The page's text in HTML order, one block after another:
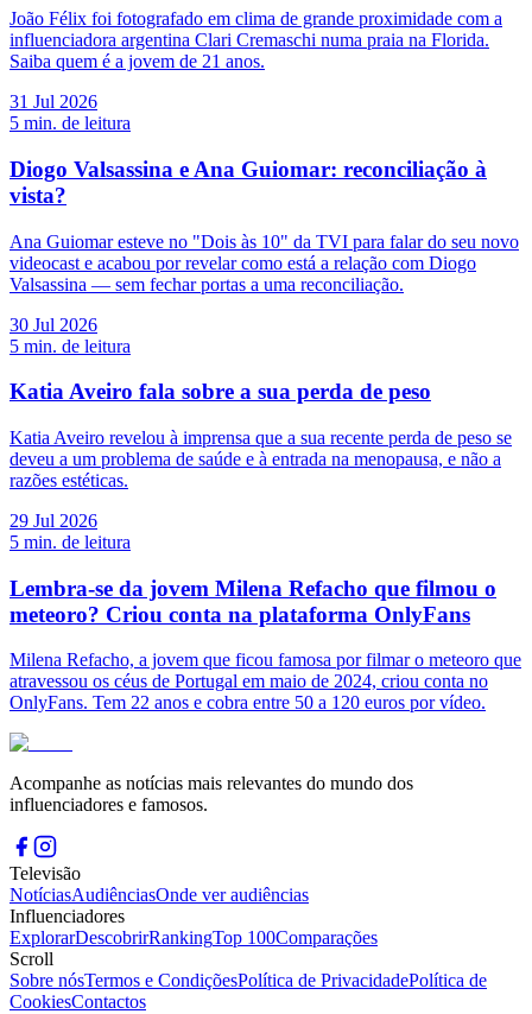
João Félix foi fotografado em clima de grande proximidade com a
influenciadora argentina Clari Cremaschi numa praia na Florida.
Saiba quem é a jovem de 21 anos.
31 Jul 2026
5 min. de leitura
Diogo Valsassina e Ana Guiomar: reconciliação à
vista?
Ana Guiomar esteve no "Dois às 10" da TVI para falar do seu novo
videocast e acabou por revelar como está a relação com Diogo
Valsassina — sem fechar portas a uma reconciliação.
30 Jul 2026
5 min. de leitura
Katia Aveiro fala sobre a sua perda de peso
Katia Aveiro revelou à imprensa que a sua recente perda de peso se
deveu a um problema de saúde e à entrada na menopausa, e não a
razões estéticas.
29 Jul 2026
5 min. de leitura
Lembra-se da jovem Milena Refacho que filmou o
meteoro? Criou conta na plataforma OnlyFans
Milena Refacho, a jovem que ficou famosa por filmar o meteoro que
atravessou os céus de Portugal em maio de 2024, criou conta no
OnlyFans. Tem 22 anos e cobra entre 50 a 120 euros por vídeo.
Acompanhe as notícias mais relevantes do mundo dos
influenciadores e famosos.
Televisão
NotíciasAudiênciasOnde ver audiências
Influenciadores
ExplorarDescobrirRankingTop 100Comparações
Scroll
Sobre nósTermos e CondiçõesPolítica de PrivacidadePolítica de
CookiesContactos